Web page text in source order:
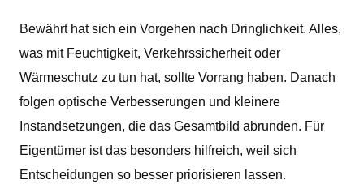
Bewährt hat sich ein Vorgehen nach Dringlichkeit. Alles,
was mit Feuchtigkeit, Verkehrssicherheit oder
Wärmeschutz zu tun hat, sollte Vorrang haben. Danach
folgen optische Verbesserungen und kleinere
Instandsetzungen, die das Gesamtbild abrunden. Für
Eigentümer ist das besonders hilfreich, weil sich
Entscheidungen so besser priorisieren lassen.